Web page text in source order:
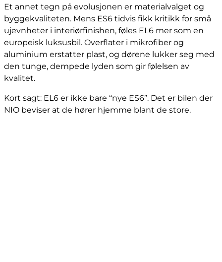
Et annet tegn på evolusjonen er materialvalget og
byggekvaliteten. Mens ES6 tidvis fikk kritikk for små
ujevnheter i interiørfinishen, føles EL6 mer som en
europeisk luksusbil. Overflater i mikrofiber og
aluminium erstatter plast, og dørene lukker seg med
den tunge, dempede lyden som gir følelsen av
kvalitet.
Kort sagt: EL6 er ikke bare “nye ES6”. Det er bilen der
NIO beviser at de hører hjemme blant de store.